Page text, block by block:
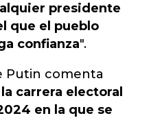
presidente
que el pueblo
confianza".
Putin comenta
la carrera electoral
en la que se